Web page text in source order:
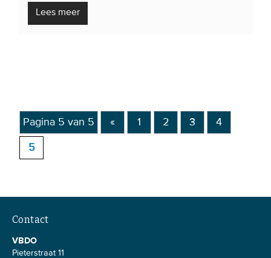
Lees meer
Pagina 5 van 5 « 1 2 3 4
5
Contact
VBDO
Pieterstraat 11